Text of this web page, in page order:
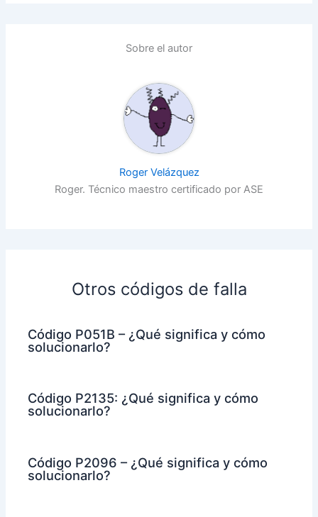
Sobre el autor
Roger Velázquez
Roger. Técnico maestro certificado por ASE
Otros códigos de falla
Código P051B – ¿Qué significa y cómo
solucionarlo?
Código P2135: ¿Qué significa y cómo
solucionarlo?
Código P2096 – ¿Qué significa y cómo
solucionarlo?